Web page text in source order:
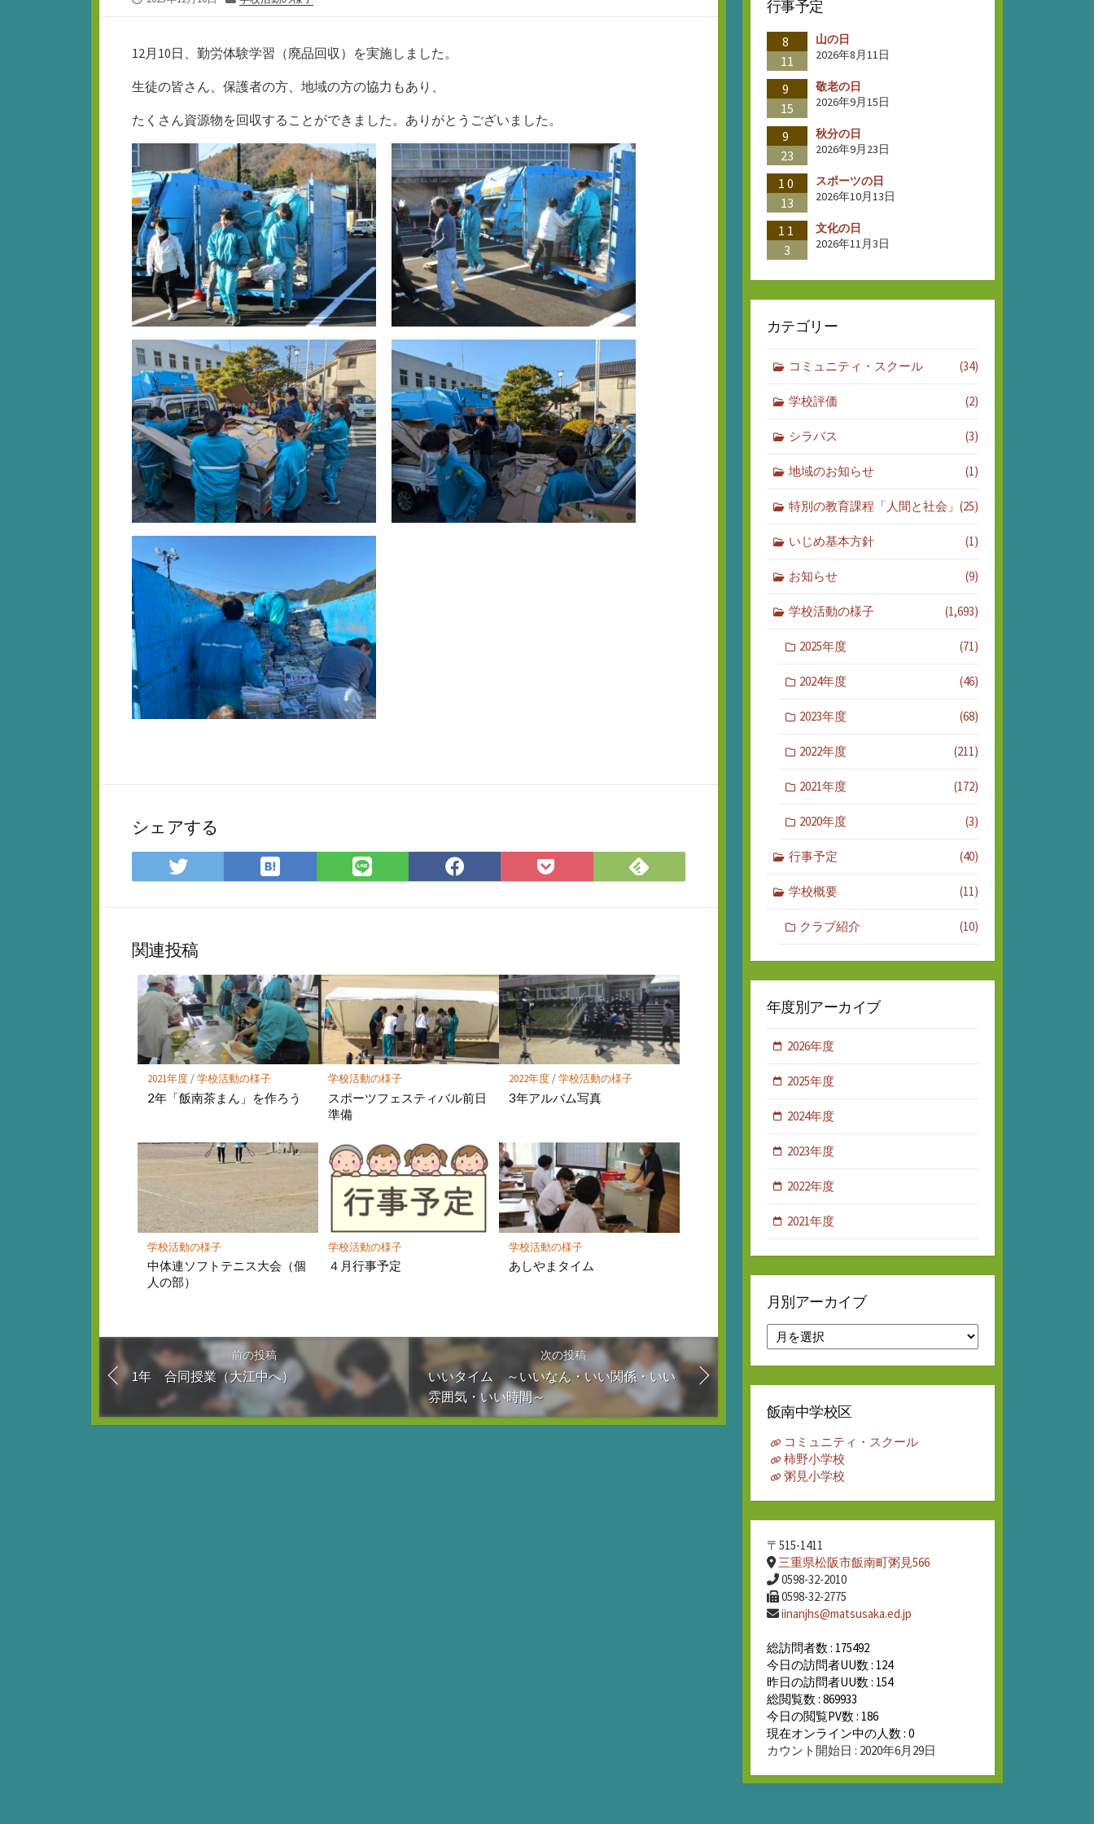
リ
ー
12月10日、勤労体験学習（廃品回収）を実施しました。
生徒の皆さん、保護者の方、地域の方の協力もあり、
たくさん資源物を回収することができました。ありがとうございました。
シェアする
Twitter
で
ア
は
て
マ
ー
ク
に
保
LINE
で
Facebook
で
Pocket
に
Feedly
で
関連投稿
2021年度/学校活動の様子
2年「飯南茶まん」を作ろう
学校活動の様子
スポーツフェスティバル前日
準備
2022年度/学校活動の様子
3年アルバム写真
学校活動の様子
中体連ソフトテニス大会（個
人の部）
学校活動の様子
４月行事予定
学校活動の様子
あしやまタイム
前の投稿
1年 合同授業（大江中へ）
次の投稿
いいタイム ～いいなん・いい関係・いい
雰囲気・いい時間～
行事予定
8
11
山の日
2026年8月11日
9
15
敬老の日
2026年9月15日
9
23
秋分の日
2026年9月23日
10
13
スポーツの日
2026年10月13日
11
3
文化の日
2026年11月3日
カテゴリー
コミュニティ・スクール (34)
学校評価 (2)
シラバス (3)
地域のお知らせ (1)
特別の教育課程「人間と社会」 (25)
いじめ基本方針 (1)
お知らせ (9)
学校活動の様子 (1,693)
2025年度 (71)
2024年度 (46)
2023年度 (68)
2022年度 (211)
2021年度 (172)
2020年度 (3)
行事予定 (40)
学校概要 (11)
クラブ紹介 (10)
年度別アーカイブ
2026年度
2025年度
2024年度
2023年度
2022年度
2021年度
月別アーカイブ
別
ア
ー
イ
飯南中学校区
コミュニティ・スクール
柿野小学校
粥見小学校
〒515-1411
三重県松阪市飯南町粥見566
0598-32-2010
0598-32-2775
iinanjhs@matsusaka.ed.jp
総訪問者数 : 175492
今日の訪問者UU数 : 124
昨日の訪問者UU数 : 154
総閲覧数 : 869933
今日の閲覧PV数 : 186
現在オンライン中の人数 : 0
カウント開始日 : 2020年6月29日